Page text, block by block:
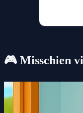
🎮 Misschien